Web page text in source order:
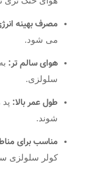
مصرف بهینه
می‌ شود.
هوای سالم‌ تر:
سلولزی.
طول عمر بالا:
شوند.
مناسب برای
کولر سلولزی